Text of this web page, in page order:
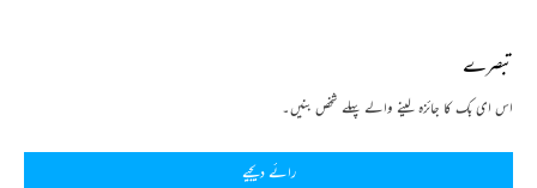
تبصرے
اس ای بک کا جائزہ لینے والے پہلے شخص بنیں۔
رائے دیجیے